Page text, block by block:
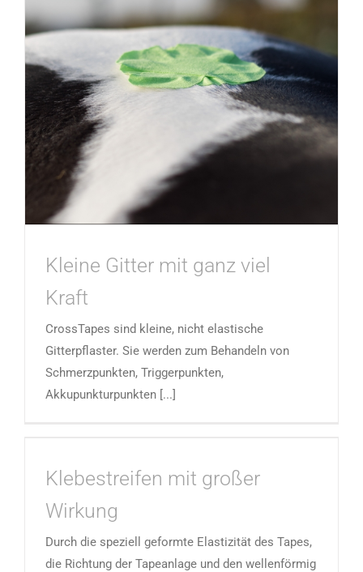
Kleine Gitter mit ganz viel
Kraft
CrossTapes sind kleine, nicht elastische
Gitterpflaster. Sie werden zum Behandeln von
Schmerzpunkten, Triggerpunkten,
Akkupunkturpunkten [...]
Klebestreifen mit großer
Wirkung
Durch die speziell geformte Elastizität des Tapes,
die Richtung der Tapeanlage und den wellenförmig